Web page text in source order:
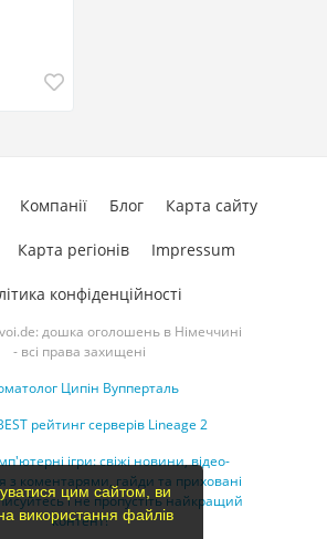
цим сайтом, ви
використання файлів
дошка оголошень в Німеччині
- всі права захищені
Ципін Вупперталь
рейтинг серверів Lineage 2
ігри: свіжі новини, відео-
з коментарями, гайди та приховані
і не пропустіть найкращий
контент!
Компанії Блог Карта сайту
Карта регіонів Impressum
конфіденційності